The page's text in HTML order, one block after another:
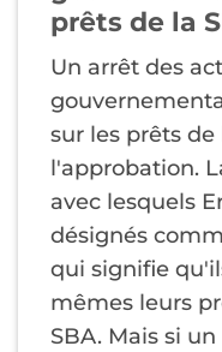
prêts de la
Un arrêt des
sur les prêts de
l'approbation.
avec lesquels
désignés
qui signifie
mêmes leurs
SBA. Mais si